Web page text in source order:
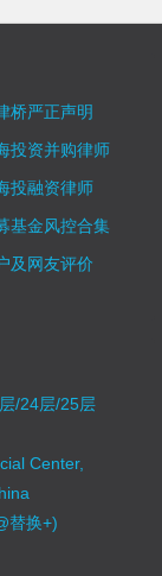
桥严正声明
投资并购律师
投融资律师
基金风控合集
及网友评价
/24层/25层
Center,
替换+)